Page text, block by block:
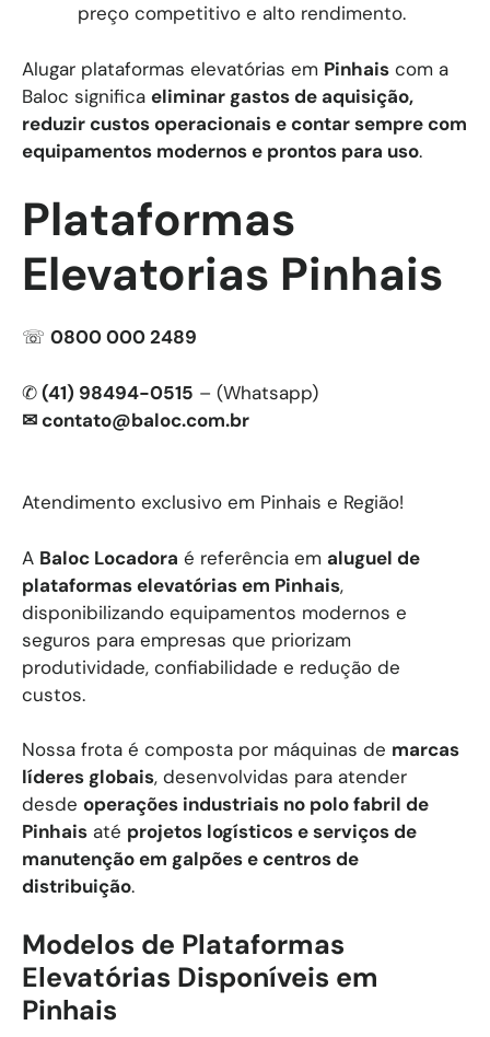
preço competitivo e alto rendimento.
Alugar plataformas elevatórias em Pinhais com a
Baloc significa eliminar gastos de aquisição,
reduzir custos operacionais e contar sempre com
equipamentos modernos e prontos para uso.
Plataformas
Elevatorias Pinhais
☏ 0800 000 2489
✆(41) 98494-0515 – (Whatsapp)
✉contato@baloc.com.br
Atendimento exclusivo em Pinhais e Região!
A Baloc Locadora é referência em aluguel de
plataformas elevatórias em Pinhais,
disponibilizando equipamentos modernos e
seguros para empresas que priorizam
produtividade, confiabilidade e redução de
custos.
Nossa frota é composta por máquinas de marcas
líderes globais, desenvolvidas para atender
desde operações industriais no polo fabril de
Pinhais até projetos logísticos e serviços de
manutenção em galpões e centros de
distribuição.
Modelos de Plataformas
Elevatórias Disponíveis em
Pinhais